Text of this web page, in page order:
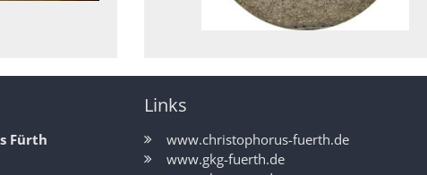
Fürth
Links
www.christophorus-fuerth.de
www.gkg-fuerth.de